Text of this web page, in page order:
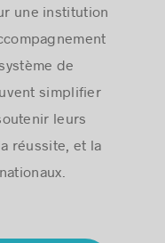
une institution
de
simplifier
leurs
réussite, et la